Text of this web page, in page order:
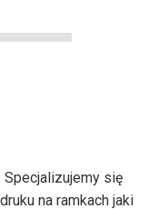
Specjalizujemy się
na ramkach jaki